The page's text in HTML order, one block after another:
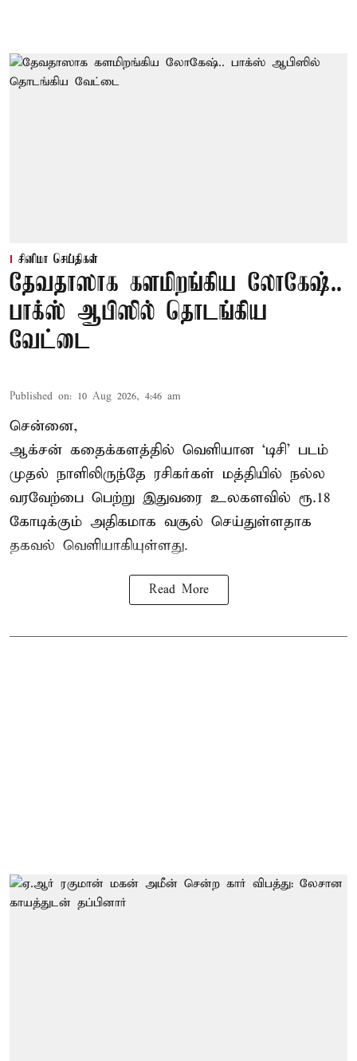
சினிமா செய்திகள்
தேவதாஸாக களமிறங்கிய லோகேஷ்..
பாக்ஸ் ஆபிஸில் தொடங்கிய
வேட்டை
Published on: 10 Aug 2026, 4:46 am
சென்னை,
ஆக்சன் கதைக்களத்தில் வெளியான ‘டிசி’ படம்
முதல் நாளிலிருந்தே ரசிகர்கள் மத்தியில் நல்ல
வரவேற்பை பெற்று இதுவரை உலகளவில் ரூ.18
கோடிக்கும் அதிகமாக வசூல் செய்துள்ளதாக
தகவல் வெளியாகியுள்ளது.
Read More